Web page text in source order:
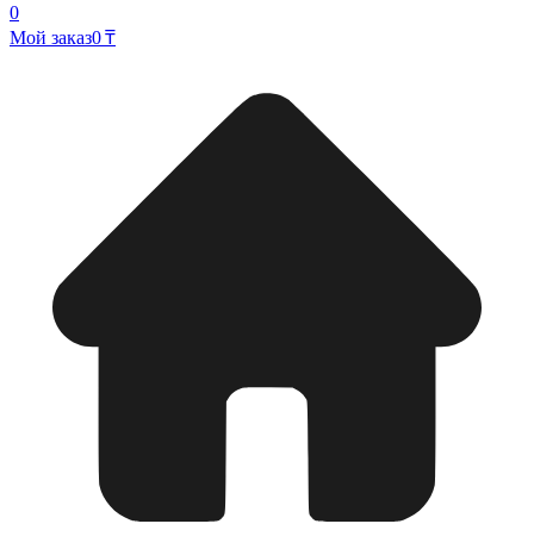
0
Мой заказ0 ₸